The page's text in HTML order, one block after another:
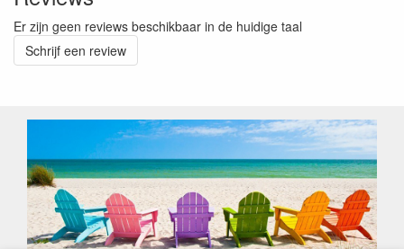
Er zijn geen reviews beschikbaar in de huidige taal
Schrijf een review